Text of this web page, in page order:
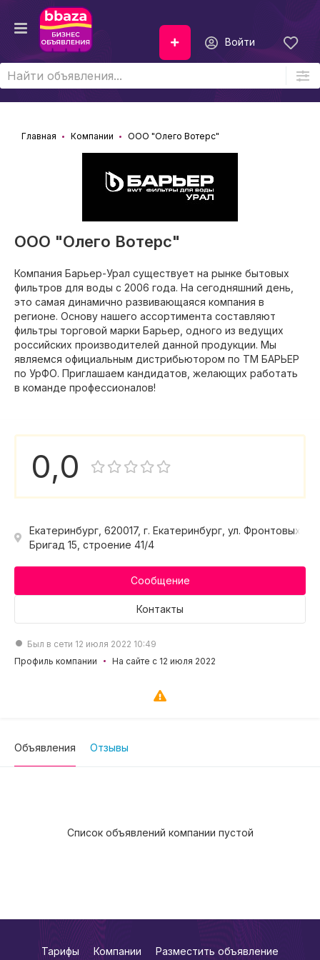
Войти
Главная Компании ООО "Олего Вотерс"
ООО "Олего Вотерс"
Компания Барьер-Урал существует на рынке бытовых
фильтров для воды с 2006 года. На сегодняшний день,
это самая динамично развивающаяся компания в
регионе. Основу нашего ассортимента составляют
фильтры торговой марки Барьер, одного из ведущих
российских производителей данной продукции. Мы
являемся официальным дистрибьютором по ТМ БАРЬЕР
по УрФО. Приглашаем кандидатов, желающих работать
в команде профессионалов!
0,0
Екатеринбург, 620017, г. Екатеринбург, ул. Фронтовых
Бригад 15, строение 41/4
Сообщение
Контакты
Был в сети 12 июля 2022 10:49
Профиль компании
На сайте с 12 июля 2022
Объявления Отзывы
Список объявлений компании пустой
Тарифы Компании Разместить объявление